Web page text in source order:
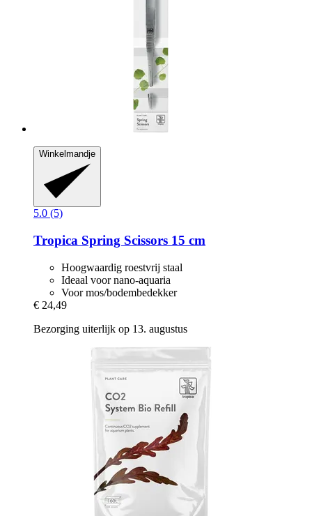
Winkelmandje
5.0 (5)
Tropica Spring Scissors 15 cm
Hoogwaardig roestvrij staal
Ideaal voor nano-aquaria
Voor mos/bodembedekker
€ 24,49
Bezorging uiterlijk op 13. augustus